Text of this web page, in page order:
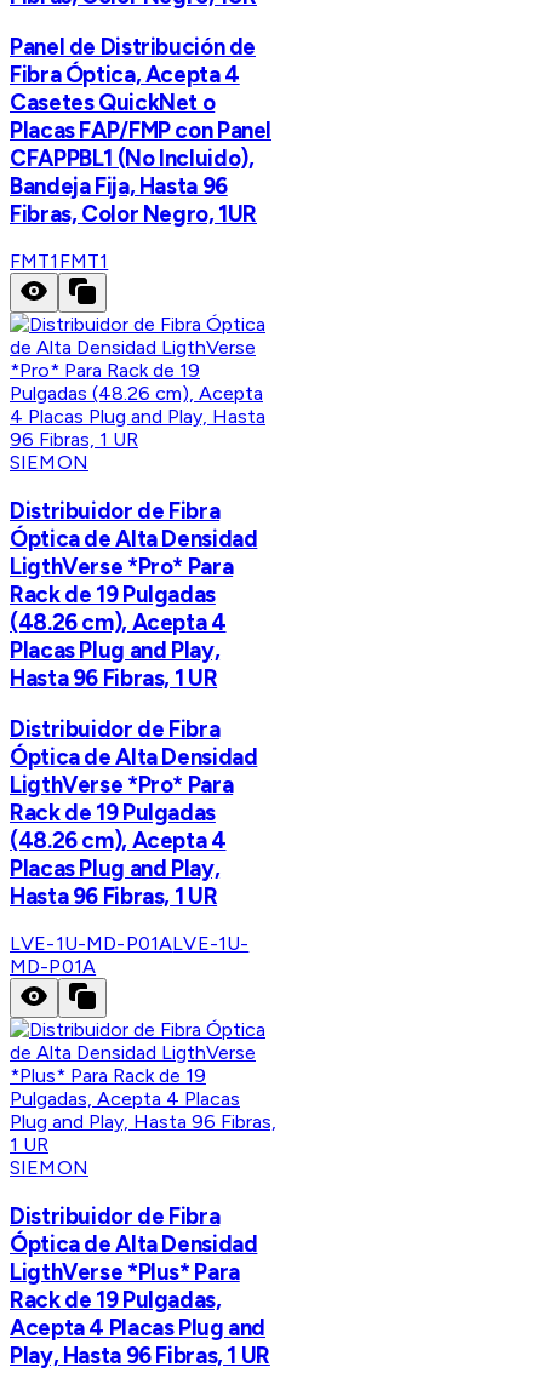
Panel de Distribución de
Fibra Óptica, Acepta 4
Casetes QuickNet o
Placas FAP/FMP con Panel
CFAPPBL1 (No Incluido),
Bandeja Fija, Hasta 96
Fibras, Color Negro, 1UR
FMT1 FMT1
SIEMON
Distribuidor de Fibra
Óptica de Alta Densidad
LigthVerse *Pro* Para
Rack de 19 Pulgadas
(48.26 cm), Acepta 4
Placas Plug and Play,
Hasta 96 Fibras, 1 UR
Distribuidor de Fibra
Óptica de Alta Densidad
LigthVerse *Pro* Para
Rack de 19 Pulgadas
(48.26 cm), Acepta 4
Placas Plug and Play,
Hasta 96 Fibras, 1 UR
LVE-1U-MD-P01ALVE-1U-
MD-P01A
SIEMON
Distribuidor de Fibra
Óptica de Alta Densidad
LigthVerse *Plus* Para
Rack de 19 Pulgadas,
Acepta 4 Placas Plug and
Play, Hasta 96 Fibras, 1 UR